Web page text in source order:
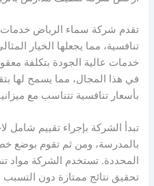
تقدم شركة سماء الرياض خدمات
تنافسية، مما يجعلها الخيار
خدمات عالية الجودة بتكلفة
في هذا المجال، مما يسمح لها
بأسعار تنافسية تتناسب مع
تبدأ الشركة بإجراء تقييم شامل
بالمدرسة، ومن ثم تقوم بوضع
المحددة. تستخدم الشركة مواد
تحقيق نتائج ممتازة دون